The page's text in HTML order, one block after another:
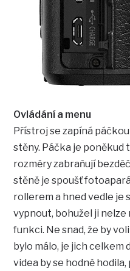
Ovládání a menu
Přístroj se zapíná
stěny. Páčka je poněkud
rozměry zabraňují
stěně je spoušť
rollerem a hned vedle je
vypnout, bohužel ji
funkci. Ne snad, že by
bylo málo, je jich celkem
videa by se hodně